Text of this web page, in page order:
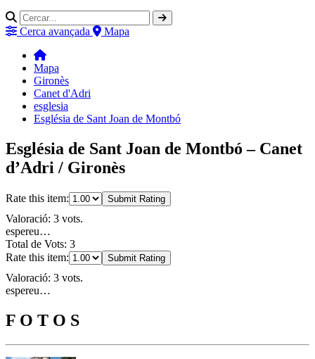
Cerca avançada Mapa
Mapa
Gironès
Canet d'Adri
esglesia
Església de Sant Joan de Montbó
Església de Sant Joan de Montbó – Canet
d’Adri / Gironès
Rate this item: Submit Rating
Valoració: 3 vots.
espereu…
Total de Vots: 3
Rate this item:
Submit Rating
Valoració: 3 vots.
espereu…
F O T O S